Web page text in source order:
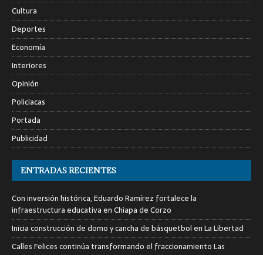
Cultura
Deportes
Economía
Interiores
Opinión
Policiacas
Portada
Publicidad
ENTRADAS RECIENTES
Con inversión histórica, Eduardo Ramírez fortalece la
infraestructura educativa en Chiapa de Corzo
Inicia construcción de domo y cancha de básquetbol en La Libertad
Calles Felices continúa transformando el fraccionamiento Las